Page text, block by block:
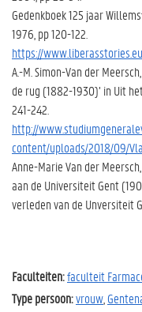
Gedenkboek 125 jaar
1976, pp 120-122.
https://
A.-M. Simon-Van der
de rug (1882-1930)’ in Uit
241-242.
http://
content/uploads/2018/09/
Anne-Marie Van der
aan de Universiteit Gent
verleden van de Unversiteit
Faculteiten:faculteit
Type persoon:vrouw